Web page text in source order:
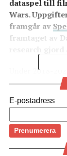
dataspel till
Wars.
framgår av
framtaget av
Under 2018-
tillväxt pendlat
till 34,7
kronor.
I
E-postadress